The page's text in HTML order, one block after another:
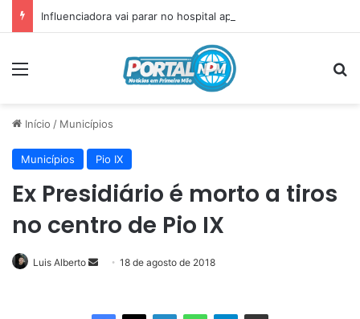
Início / Municípios
Municípios Pio IX
Ex Presidiário é morto a tiros
no centro de Pio IX
Luis Alberto
Mande18 de agosto de 2018